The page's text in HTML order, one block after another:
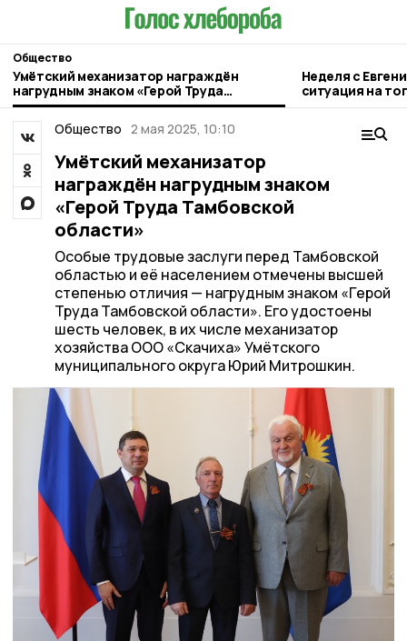
Общество
Умётский механизатор награждён
нагрудным знаком «Герой Труда
Тамбовской области»
Неделя с
ситуация на
городе и
Общество 2 мая 2025, 10:10
Умётский механизатор
награждён нагрудным знаком
«Герой Труда Тамбовской
области»
Особые трудовые заслуги перед Тамбовской
областью и её населением отмечены высшей
степенью отличия — нагрудным знаком «Герой
Труда Тамбовской области». Его удостоены
шесть человек, в их числе механизатор
хозяйства ООО «Скачиха» Умётского
муниципального округа Юрий Митрошкин.